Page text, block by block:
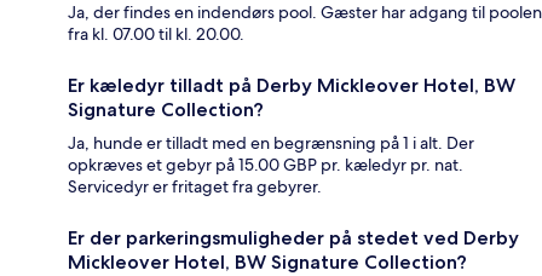
Ja, der findes en indendørs pool. Gæster har adgang til poolen
fra kl. 07.00 til kl. 20.00.
Er kæledyr tilladt på Derby Mickleover Hotel, BW
Signature Collection?
Ja, hunde er tilladt med en begrænsning på 1 i alt. Der
opkræves et gebyr på 15.00 GBP pr. kæledyr pr. nat.
Servicedyr er fritaget fra gebyrer.
Er der parkeringsmuligheder på stedet ved Derby
Mickleover Hotel, BW Signature Collection?